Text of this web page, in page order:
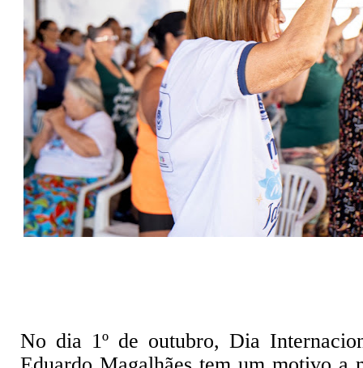
No dia 1º de outubro, Dia